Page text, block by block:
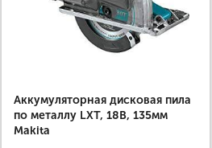
Аккумуляторная дисковая пила
по металлу LXT, 18В, 135мм
Makita